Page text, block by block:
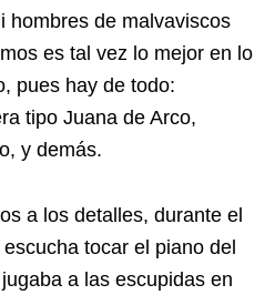
hombres de malvaviscos
es tal vez lo mejor en lo
pues hay de todo:
tipo Juana de Arco,
y demás.
a los detalles, durante el
tocar el piano del
a las escupidas en